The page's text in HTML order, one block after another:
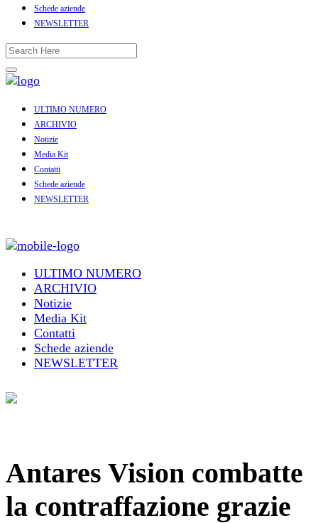
Schede aziende
NEWSLETTER
ULTIMO NUMERO
ARCHIVIO
Notizie
Media Kit
Contatti
Schede aziende
NEWSLETTER
ULTIMO NUMERO
ARCHIVIO
Notizie
Media Kit
Contatti
Schede aziende
NEWSLETTER
Antares Vision combatte
la contraffazione grazie